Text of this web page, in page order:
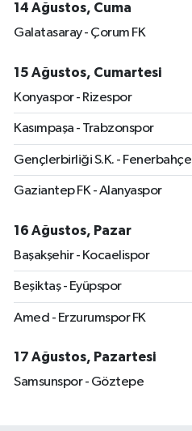
14 Ağustos, Cuma
Galatasaray - Çorum FK
15 Ağustos, Cumartesi
Konyaspor - Rizespor
Kasımpaşa - Trabzonspor
Gençlerbirliği S.K. - Fenerbahçe
Gaziantep FK - Alanyaspor
16 Ağustos, Pazar
Başakşehir - Kocaelispor
Beşiktaş - Eyüpspor
Amed - Erzurumspor FK
17 Ağustos, Pazartesi
Samsunspor - Göztepe